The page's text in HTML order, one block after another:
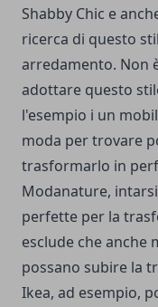
Shabby Chic e
ricerca di questo
arredamento. Non
adottare questo
l'esempio i un
moda per trovare
trasformarlo in
Modanature,
perfette per la
esclude che
possano subire la
Ikea, ad esempio,